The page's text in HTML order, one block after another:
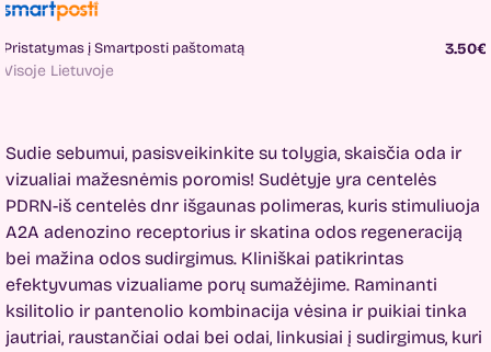
Pristatymas į Smartposti paštomatą
Visoje Lietuvoje
3.50€
Sudie sebumui, pasisveikinkite su tolygia, skaisčia oda ir
vizualiai mažesnėmis poromis! Sudėtyje yra centelės
PDRN-iš centelės dnr išgaunas polimeras, kuris stimuliuoja
A2A adenozino receptorius ir skatina odos regeneraciją
bei mažina odos sudirgimus. Kliniškai patikrintas
efektyvumas vizualiame porų sumažėjime. Raminanti
ksilitolio ir pantenolio kombinacija vėsina ir puikiai tinka
jautriai, raustančiai odai bei odai, linkusiai į sudirgimus, kuri